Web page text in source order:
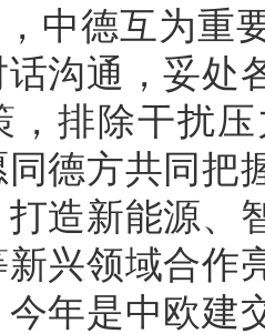
中德互为重
话沟通，妥处
，排除干扰
德方共同把
造新能源、
兴领域合作
年是中欧建